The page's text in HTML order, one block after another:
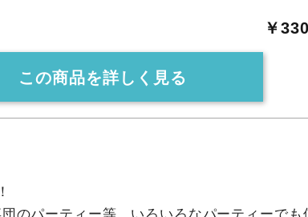
￥330
この商品を詳しく見る